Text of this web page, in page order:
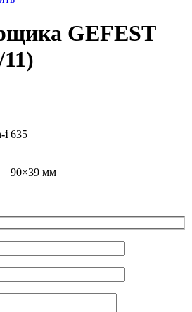
GEFEST
i 635
90×39 мм